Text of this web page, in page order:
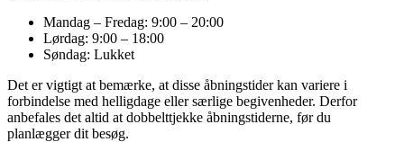
Mandag – Fredag: 9:00 – 20:00
Lørdag: 9:00 – 18:00
Søndag: Lukket
Det er vigtigt at bemærke, at disse åbningstider kan variere i
forbindelse med helligdage eller særlige begivenheder. Derfor
anbefales det altid at dobbelttjekke åbningstiderne, før du
planlægger dit besøg.